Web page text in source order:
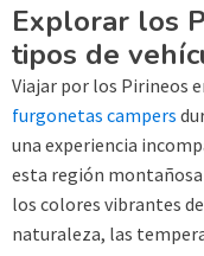
Explorar los
tipos de
Viajar por los Pirineos
furgonetas campers
una experiencia
esta región montañosa
los colores vibrantes
naturaleza, las